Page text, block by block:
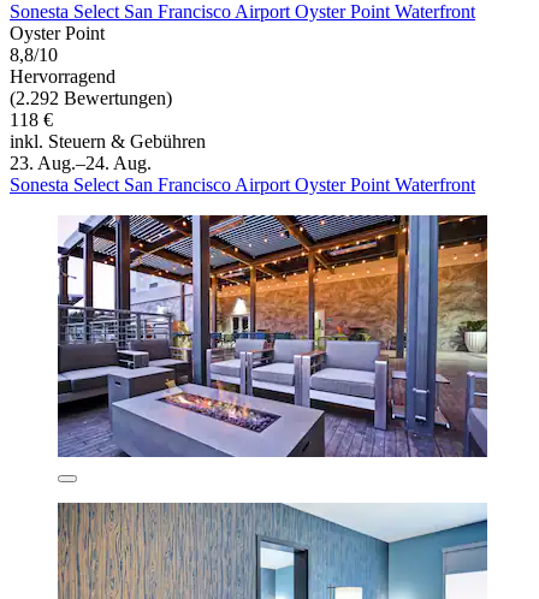
Sonesta Select San Francisco Airport Oyster Point Waterfront
Oyster Point
8,8/10
Hervorragend
(2.292 Bewertungen)
118 €
inkl. Steuern & Gebühren
23. Aug.–24. Aug.
Sonesta Select San Francisco Airport Oyster Point Waterfront